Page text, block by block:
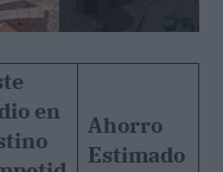
en
Ahorro
Estimado